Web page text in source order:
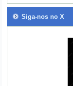
Siga-nos no X